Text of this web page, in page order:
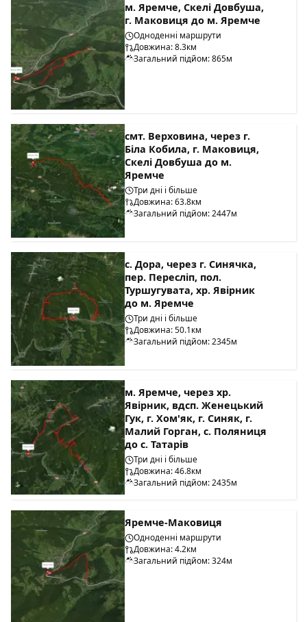
м. Яремче, Скелі Довбуша,
г. Маковиця до м. Яремче
Одноденні маршрути
Довжина: 8.3км
Загальний підйом: 865м
смт. Верховина, через г.
Біла Кобила, г. Маковиця,
Скелі Довбуша до м.
Яремче
Три дні і більше
Довжина: 63.8км
Загальний підйом: 2447м
с. Дора, через г. Синячка,
пер. Пересліп, пол.
Туршугувата, хр. Явірник
до м. Яремче
Три дні і більше
Довжина: 50.1км
Загальний підйом: 2345м
м. Яремче, через хр.
Явірник, вдсп. Женецький
Гук, г. Хом'як, г. Синяк, г.
Малий Горган, с. Поляниця
до с. Татарів
Три дні і більше
Довжина: 46.8км
Загальний підйом: 2435м
Яремче-Маковиця
Одноденні маршрути
Довжина: 4.2км
Загальний підйом: 324м